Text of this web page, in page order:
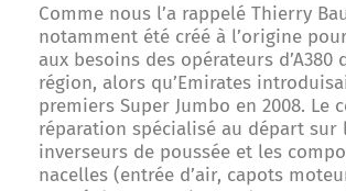
Comme nous l’a rappelé Thierry
notamment été créé à l’origine
aux besoins des opérateurs d’A380
région, alors qu’Emirates
premiers Super Jumbo en 2008. Le
réparation spécialisé au départ sur
inverseurs de poussée et les
nacelles (entrée d’air, capots